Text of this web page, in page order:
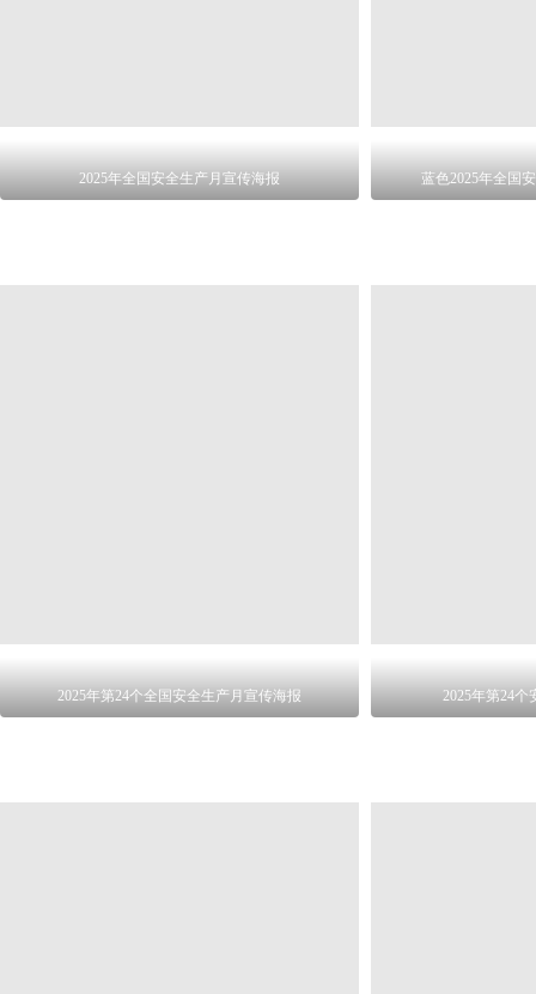
2025年全国安全生产月宣传海报 蓝色2025年全国
2025年第24个全国安全生产月宣传海报 2025年第24